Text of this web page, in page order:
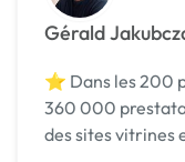
Gérald
⭐ Dans les 200
360 000 prestataires ⭐ ✅
des sites vitrines